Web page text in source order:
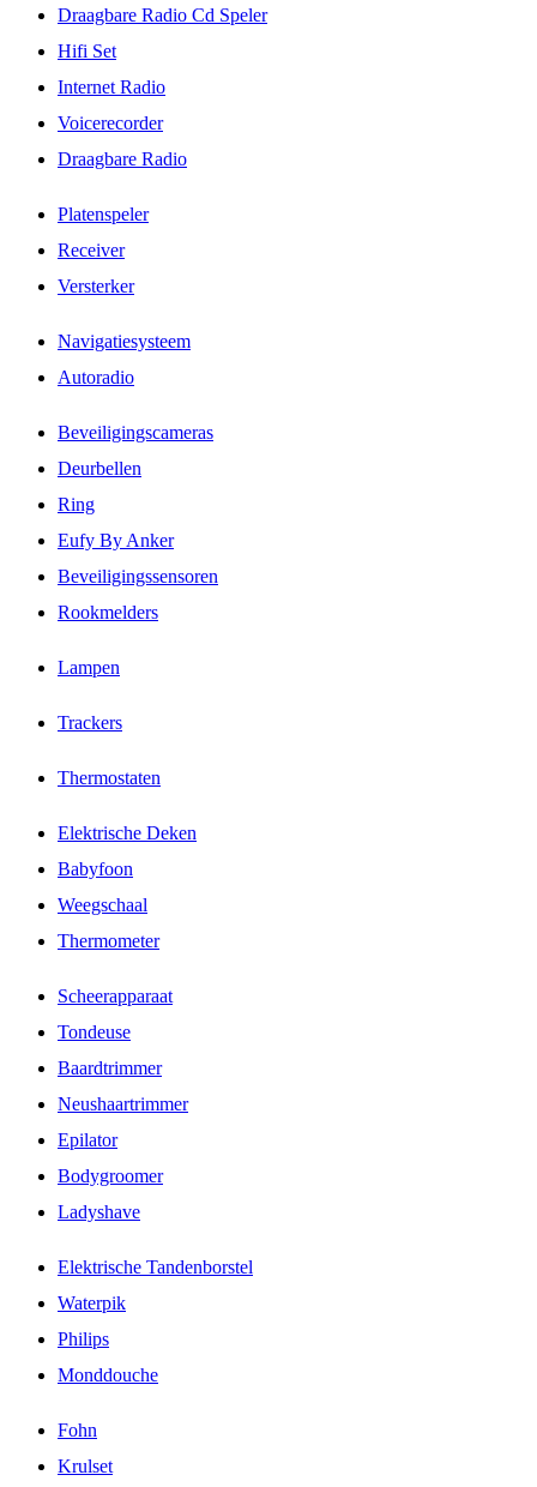
Draagbare Radio Cd Speler
Hifi Set
Internet Radio
Voicerecorder
Draagbare Radio
Platenspeler
Receiver
Versterker
Navigatiesysteem
Autoradio
Beveiligingscameras
Deurbellen
Ring
Eufy By Anker
Beveiligingssensoren
Rookmelders
Lampen
Trackers
Thermostaten
Elektrische Deken
Babyfoon
Weegschaal
Thermometer
Scheerapparaat
Tondeuse
Baardtrimmer
Neushaartrimmer
Epilator
Bodygroomer
Ladyshave
Elektrische Tandenborstel
Waterpik
Philips
Monddouche
Fohn
Krulset